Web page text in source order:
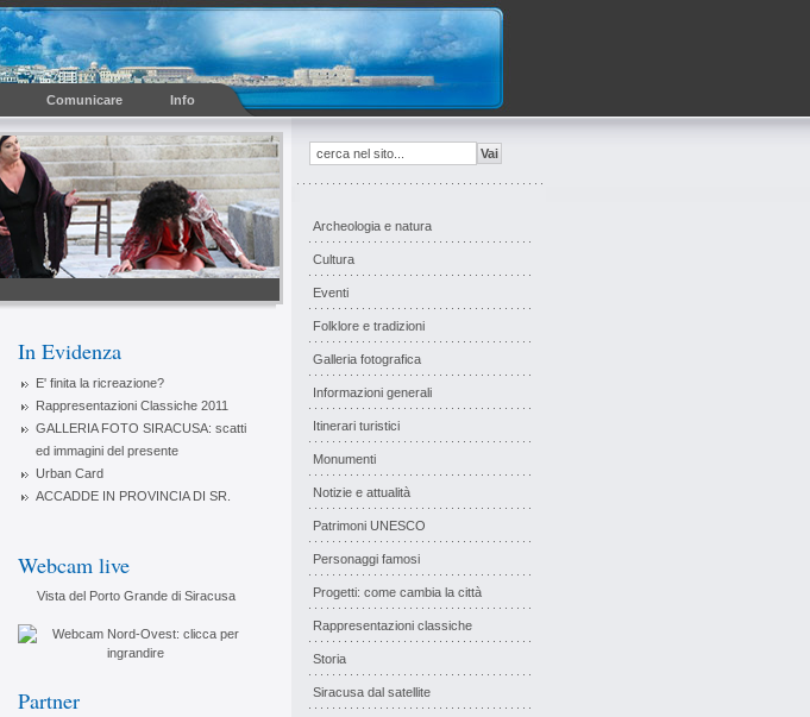
Comunicare Info
In Evidenza
E' finita la ricreazione?
Rappresentazioni Classiche 2011
GALLERIA FOTO SIRACUSA: scatti
ed immagini del presente
Urban Card
ACCADDE IN PROVINCIA DI SR.
Webcam live
Vista del Porto Grande di Siracusa
Partner
Archeologia e natura
Cultura
Eventi
Folklore e tradizioni
Galleria fotografica
Informazioni generali
Itinerari turistici
Monumenti
Notizie e attualità
Patrimoni UNESCO
Personaggi famosi
Progetti: come cambia la città
Rappresentazioni classiche
Storia
Siracusa dal satellite